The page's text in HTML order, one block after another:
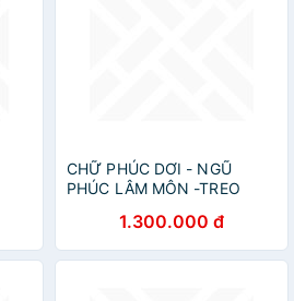
CHỮ PHÚC DƠI - NGŨ
PHÚC LÂM MÔN -TREO
1.300.000 đ